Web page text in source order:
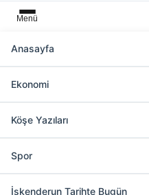
Menü
Anasayfa
Ekonomi
Köşe Yazıları
Spor
İskenderun Tarihte Bugün
Reklam Yönetimi
Ekmek